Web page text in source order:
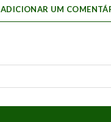
ADICIONAR UM